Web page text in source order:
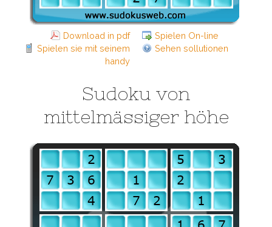
Download in pdf
Spielen On-line
Spielen sie mit seinem
handy
Sehen sollutionen
Sudoku von
mittelmässiger höhe